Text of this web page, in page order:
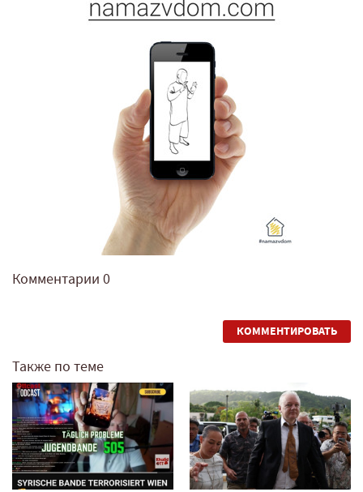
Комментарии 0
КОММЕНТИРОВАТЬ
Также по теме